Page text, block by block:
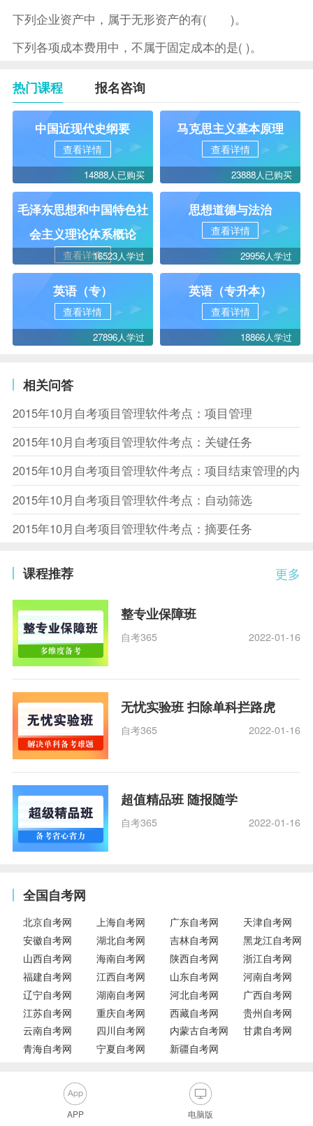
下列企业资产中，属于无形资产的有( )。
下列各项成本费用中，不属于固定成本的是( )。
热门课程 报名咨询
中国近现代史纲要
查看详情
14888人已购买
马克思主义基本原理
查看详情
23888人已购买
毛泽东思想和中国特色社
会主义理论体系概论
查看详情16523人学过
思想道德与法治
查看详情
29956人学过
英语（专）
查看详情
27896人学过
英语（专升本）
查看详情
18866人学过
相关问答
2015年10月自考项目管理软件考点：项目管理
2015年10月自考项目管理软件考点：关键任务
2015年10月自考项目管理软件考点：项目结束管理的内容
2015年10月自考项目管理软件考点：自动筛选
2015年10月自考项目管理软件考点：摘要任务
更多
课程推荐
整专业保障班
自考365 2022-01-16
无忧实验班 扫除单科拦路虎
自考365 2022-01-16
超值精品班 随报随学
自考365 2022-01-16
全国自考网
北京自考网 上海自考网 广东自考网
天津自考网
安徽自考网
湖北自考网 吉林自考网
黑龙江自考网
山西自考网
海南自考网 陕西自考网
浙江自考网
福建自考网
江西自考网 山东自考网
河南自考网
辽宁自考网
湖南自考网 河北自考网
广西自考网
江苏自考网
重庆自考网 西藏自考网
贵州自考网
云南自考网
四川自考网 内蒙古自考网
甘肃自考网
青海自考网
宁夏自考网 新疆自考网
APP 电脑版